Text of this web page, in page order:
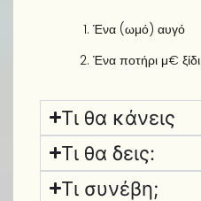
Ένα (ωμό) αυγό
Ένα ποτήρι μ€ ξίδι
Τι θα κάνεις
Τι θα δεις:
Τι συνέβη;